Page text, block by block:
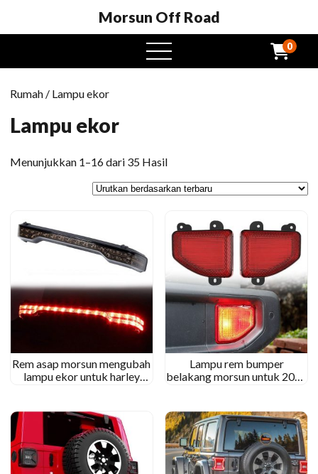
Morsun Off Road
Buka
menu
0
Rumah / Lampu ekor
Lampu ekor
Menunjukkan 1–16 dari 35 HasilDiurutkan
yang
Rem asap morsun mengubah
lampu ekor untuk harley
Lampu rem bumper
belakang morsun untuk 2018